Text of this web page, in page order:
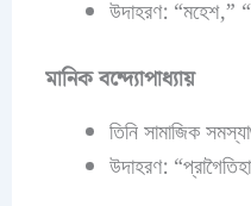
উদাহরণ: “মহেশ,”
মানিক বন্দ্যোপাধ্যায়
তিনি সামাজিক
উদাহরণ: